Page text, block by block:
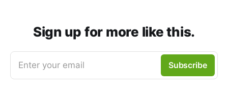
Sign up for more like this.
Enter your email Subscribe